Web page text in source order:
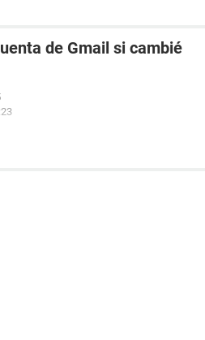
de Gmail si cambié